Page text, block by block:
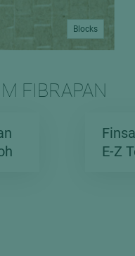
Blocks
FIBRAPAN
E-Z